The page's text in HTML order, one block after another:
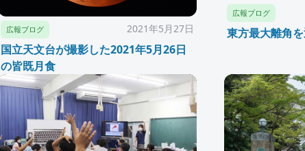
広報ブログ 2021年5月27日
国立天文台が撮影した2021年5月26日
の皆既月食
広報ブログ
東方最大離角